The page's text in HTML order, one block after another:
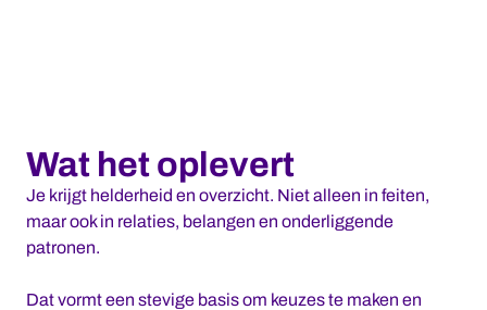
Wat het oplevert
Je krijgt helderheid en overzicht. Niet alleen in feiten,
maar ook in relaties, belangen en onderliggende
patronen.
Dat vormt een stevige basis om keuzes te maken en